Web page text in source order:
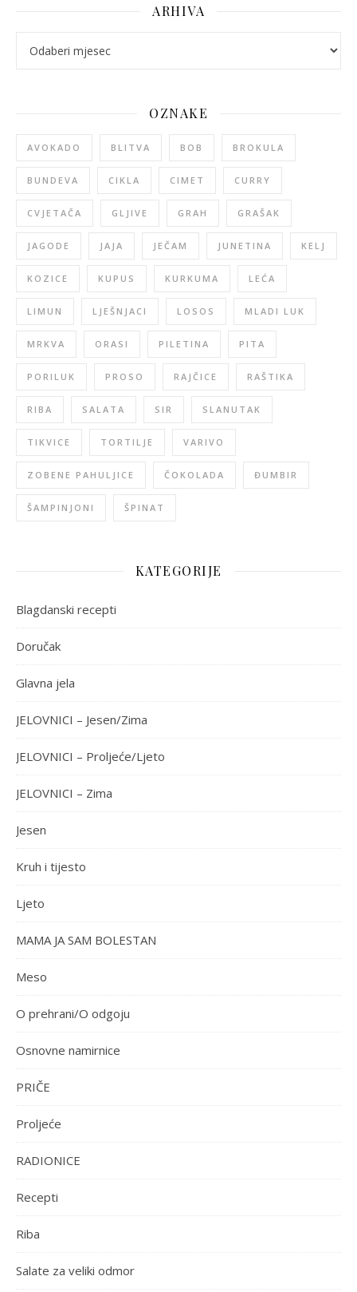
ARHIVA
OZNAKE
AVOKADO BLITVA BOB BROKULA
BUNDEVA CIKLA CIMET CURRY
CVJETAČA GLJIVE GRAH GRAŠAK
JAGODE JAJA JEČAM JUNETINA KELJ
KOZICE KUPUS KURKUMA LEĆA
LIMUN LJEŠNJACI LOSOS MLADI LUK
MRKVA ORASI PILETINA PITA
PORILUK PROSO RAJČICE RAŠTIKA
RIBA SALATA SIR SLANUTAK
TIKVICE TORTILJE VARIVO
ZOBENE PAHULJICE ČOKOLADA ĐUMBIR
ŠAMPINJONI ŠPINAT
KATEGORIJE
Blagdanski recepti
Doručak
Glavna jela
JELOVNICI – Jesen/Zima
JELOVNICI – Proljeće/Ljeto
JELOVNICI – Zima
Jesen
Kruh i tijesto
Ljeto
MAMA JA SAM BOLESTAN
Meso
O prehrani/O odgoju
Osnovne namirnice
PRIČE
Proljeće
RADIONICE
Recepti
Riba
Salate za veliki odmor